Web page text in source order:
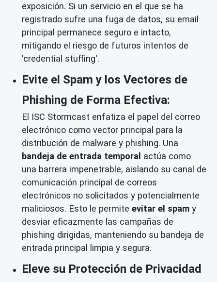
exposición. Si un servicio en el que se ha
registrado sufre una fuga de datos, su email
principal permanece seguro e intacto,
mitigando el riesgo de futuros intentos de
'credential stuffing'.
Evite el Spam y los Vectores de
Phishing de Forma Efectiva:
El ISC Stormcast enfatiza el papel del correo
electrónico como vector principal para la
distribución de malware y phishing. Una
bandeja de entrada temporal actúa como
una barrera impenetrable, aislando su canal de
comunicación principal de correos
electrónicos no solicitados y potencialmente
maliciosos. Esto le permite evitar el spam y
desviar eficazmente las campañas de
phishing dirigidas, manteniendo su bandeja de
entrada principal limpia y segura.
Eleve su Protección de Privacidad